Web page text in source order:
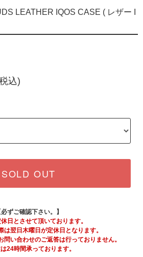
LEATHER IQOS CASE ( レザー I
込)
SOLD OUT
必ずご確認下さい。】
日とさせて頂いております。
は翌日木曜日が定休日となります。
問い合わせのご返答は行っておりません。
24時間承っております。